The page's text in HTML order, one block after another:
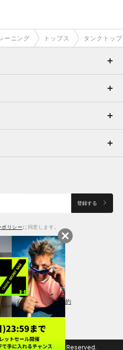
ーニング トップス タンクトップ
登録する
ポリシーに同意します。
通販の表記 会員規約
ー
All Rights Reserved.